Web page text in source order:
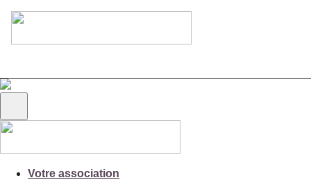
Votre association